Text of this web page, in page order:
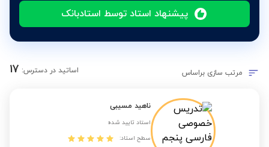
پیشنهاد استاد توسط استادبانک
مرتب سازی براساس اساتید در دسترس: 17
ناهید مسیبی
استاد تایید شده
سطح استاد: